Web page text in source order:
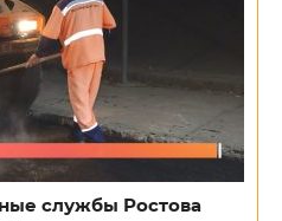
службы Ростова